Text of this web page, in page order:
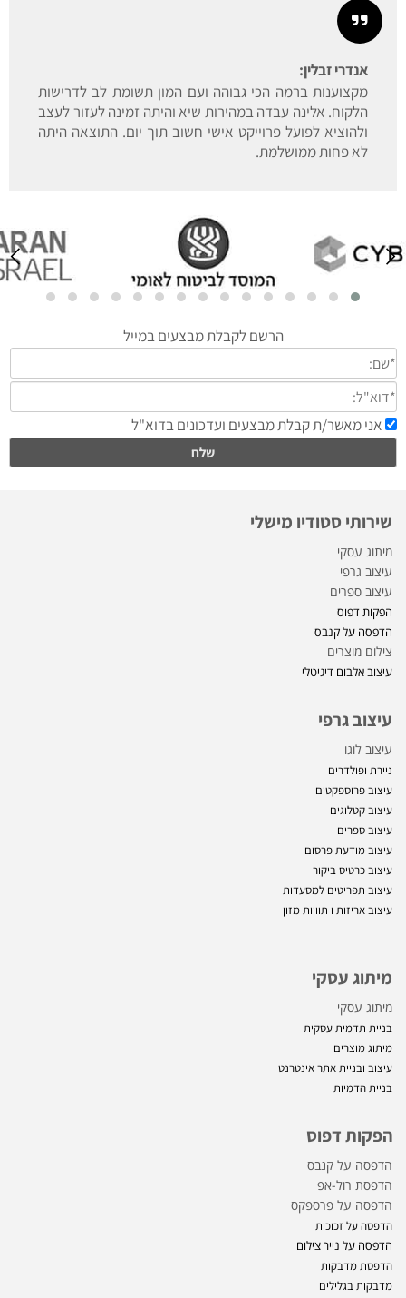
אנדרי זבלין:
מקצוענות ברמה הכי גבוהה ועם המון תשומת לב לדרישות
הלקוח. אלינה עבדה במהירות שיא והיתה זמינה לעזור לעצב
ולהוציא לפועל פרוייקט אישי חשוב תוך יום. התוצאה היתה
לא פחות ממושלמת.
שירותי סטודיו מישלי
מיתוג עסקי
עיצוב גרפי
עיצוב ספרים
הפקות דפוס
הדפסה על קנבס
צילום מוצרים
עיצוב אלבום דיגיטלי
עיצוב גרפי
עיצוב לוגו
ניירת ופולדרים
עיצוב פרוספקטים
עיצוב קטלוגים
עיצוב ספרים
עיצוב מודעת פרסום
עיצוב כרטיס ביקור
עיצוב תפריטים למסעדות
עיצוב אריזות ו תוויות מזון
מיתוג עסקי
מיתוג עסקי
בניית תדמית עסקית
מיתוג מוצרים
עיצוב ובניית אתר אינטרנט
בניית הדמיות
הפקות דפוס
הדפסה על קנבס
הדפסת רול-אפ
הדפסה על פרספקס
הדפסה על זכוכית
הדפסה על נייר צילום
הדפסת מדבקות
מדבקות בגלילים